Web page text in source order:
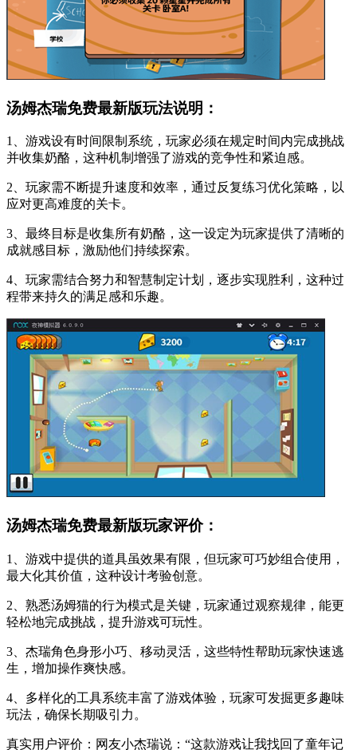
汤姆杰瑞免费最新版玩法说明：
1、游戏设有时间限制系统，玩家必须在规定时间内完成挑战
并收集奶酪，这种机制增强了游戏的竞争性和紧迫感。
2、玩家需不断提升速度和效率，通过反复练习优化策略，以
应对更高难度的关卡。
3、最终目标是收集所有奶酪，这一设定为玩家提供了清晰的
成就感目标，激励他们持续探索。
4、玩家需结合努力和智慧制定计划，逐步实现胜利，这种过
程带来持久的满足感和乐趣。
汤姆杰瑞免费最新版玩家评价：
1、游戏中提供的道具虽效果有限，但玩家可巧妙组合使用，
最大化其价值，这种设计考验创意。
2、熟悉汤姆猫的行为模式是关键，玩家通过观察规律，能更
轻松地完成挑战，提升游戏可玩性。
3、杰瑞角色身形小巧、移动灵活，这些特性帮助玩家快速逃
生，增加操作爽快感。
4、多样化的工具系统丰富了游戏体验，玩家可发掘更多趣味
玩法，确保长期吸引力。
真实用户评价：网友小杰瑞说：“这款游戏让我找回了童年记